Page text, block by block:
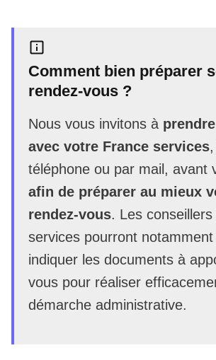
Comment bien préparer
rendez-vous ?
Nous vous invitons à
avec votre France services
téléphone ou par mail, avant
afin de préparer au mieux
rendez-vous. Les
services pourront
indiquer les documents à
vous pour réaliser
démarche administrative.